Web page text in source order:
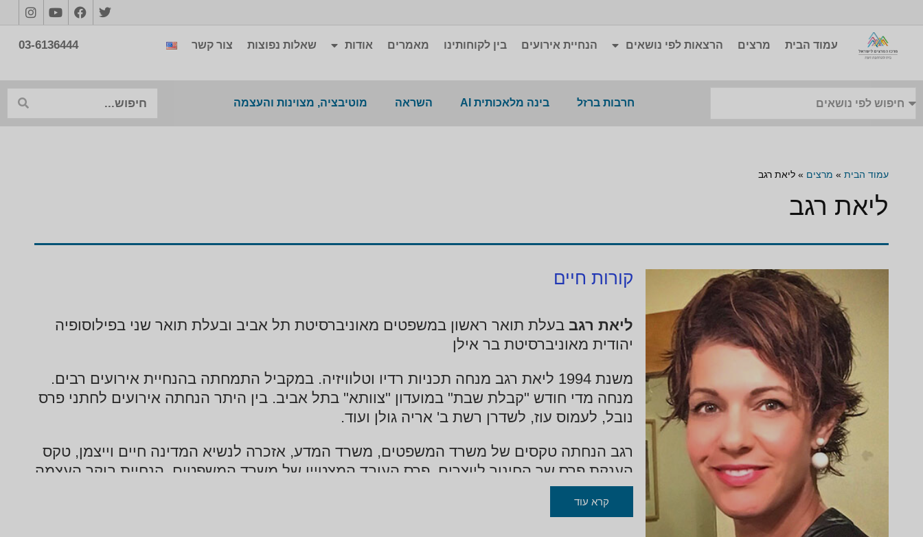
עמוד הבית מרצים הרצאות לפי נושאים הנחיית אירועים בין לקוחותינו מאמרים אודות שאלות נפוצות צור קשר 03-6136444
חרבות ברזל בינה מלאכותית AI השראה מוטיבציה, מצוינות והעצמה
עמוד הבית » מרצים »ליאת רגב
ליאת רגב
קורות חיים
ליאת רגב בעלת תואר ראשון במשפטים מאוניברסיטת תל אביב ובעלת תואר שני בפילוסופיה
יהודית מאוניברסיטת בר אילן
משנת 1994 ליאת רגב מנחה תכניות רדיו וטלוויזיה. במקביל התמחתה בהנחיית אירועים רבים.
מנחה מדי חודש "קבלת שבת" במועדון "צוותא" בתל אביב. בין היתר הנחתה אירועים לחתני פרס
נובל, לעמוס עוז, לשדרן רשת ב' אריה גולן ועוד.
רגב הנחתה טקסים של משרד המשפטים, משרד המדע, אזכרה לנשיא המדינה חיים וייצמן, טקס
הענקת פרס שר החינוך ליוצרים, פרס העובד המצטיין של משרד המשפטים, הנחיית בוקר העצמה
קרא עוד